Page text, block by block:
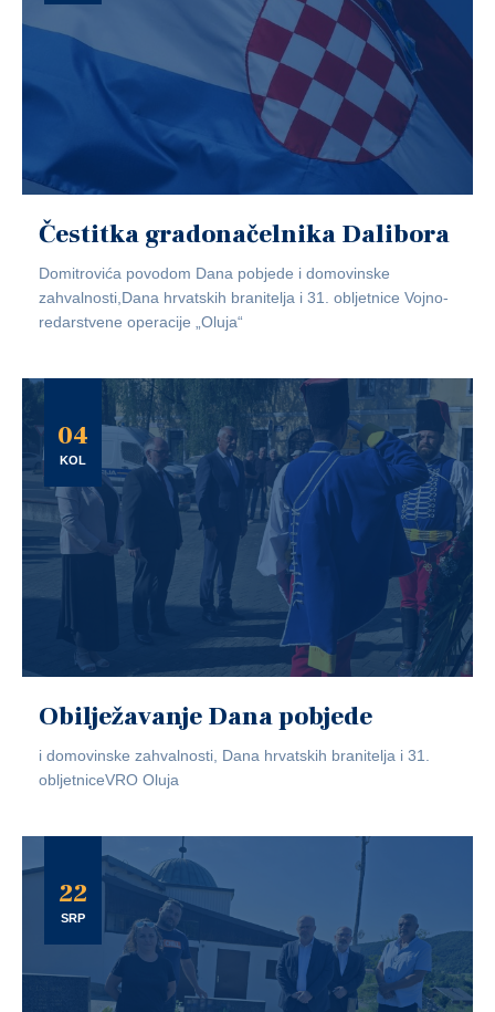
Čestitka gradonačelnika Dalibora
Domitrovića povodom Dana pobjede i domovinske
zahvalnosti,Dana hrvatskih branitelja i 31. obljetnice Vojno-
redarstvene operacije „Oluja“
04
KOL
Obilježavanje Dana pobjede
i domovinske zahvalnosti, Dana hrvatskih branitelja i 31.
obljetniceVRO Oluja
22
SRP